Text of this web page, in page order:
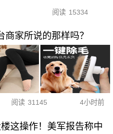
阅读 15334
家所说的那样吗？
阅读 31145 4小时前
这操作！美军报告称中